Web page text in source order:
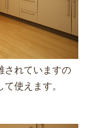
されていますの
使えます。